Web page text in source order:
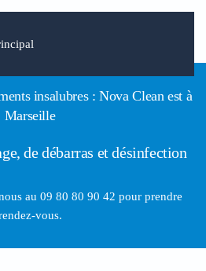
insalubres : Nova Clean est à
Marseille
de débarras et désinfection
au 09 80 80 90 42 pour prendre
vous.